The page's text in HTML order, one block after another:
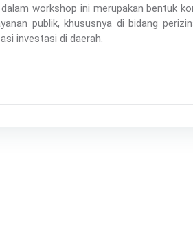
workshop ini merupakan bentuk
publik, khususnya di bidang
investasi di daerah.